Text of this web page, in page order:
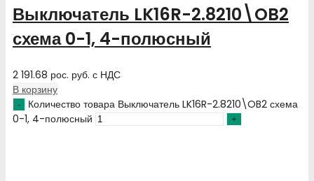
Выключатель LK16R-2.8210\OB2
схема 0-1, 4-полюсный
2 191.68 рос. руб. с НДС
В корзину
Количество товара Выключатель LK16R-2.8210\OB2 схема
0-1, 4-полюсный